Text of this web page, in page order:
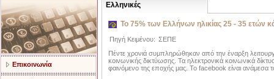
Επικοινωνία
Ελληνικές
Το 75% των Ελλήνων ηλικίας 25 - 35 ετών
Πηγή Κειμένου: ΣΕΠΕ
Πέντε χρονιά συμπληρώθηκαν από την έναρξη
κοινωνικής δικτύωσης. Τα ηλεκτρονικά κοινωνικά
φαινόμενο της εποχής µας. Το facebook είναι ανάμεσα